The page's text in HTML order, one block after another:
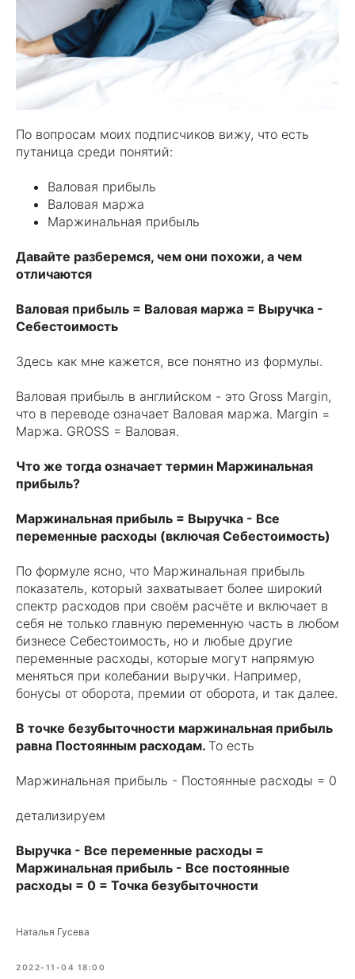
По вопросам моих подписчиков вижу, что есть
путаница среди понятий:
Валовая прибыль
Валовая маржа
Маржинальная прибыль
Давайте разберемся, чем они похожи, а чем
отличаются
Валовая прибыль = Валовая маржа = Выручка -
Себестоимость
Здесь как мне кажется, все понятно из формулы.
Валовая прибыль в английском - это Gross Margin,
что в переводе означает Валовая маржа. Margin =
Маржа. GROSS = Валовая.
Что же тогда означает термин Маржинальная
прибыль?
Маржинальная прибыль = Выручка - Все
переменные расходы (включая Себестоимость)
По формуле ясно, что Маржинальная прибыль
показатель, который захватывает более широкий
спектр расходов при своём расчёте и включает в
себя не только главную переменную часть в любом
бизнесе Себестоимость, но и любые другие
переменные расходы, которые могут напрямую
меняться при колебании выручки. Например,
бонусы от оборота, премии от оборота, и так далее.
В точке безубыточности маржинальная прибыль
равна Постоянным расходам. То есть
Маржинальная прибыль - Постоянные расходы = 0
детализируем
Выручка - Все переменные расходы =
Маржинальная прибыль - Все постоянные
расходы = 0 = Точка безубыточности
Наталья Гусева
2022-11-04 18:00